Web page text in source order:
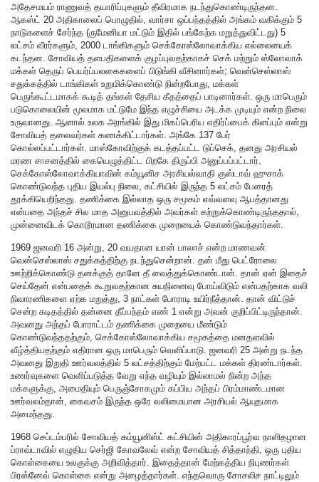
அதேசமயம் ராணுவத் தயாரிப்புகளும் தீவிரமாக நடந்துகொண்டிருந்தன.
ஆகஸ்ட் 20 அதிகாலைப் பொழுதில், வார்சா ஒப்பந்தத்தில் அங்கம் வகிக்கும் 5
நாடுகளைச் சேர்ந்த (ருமேனியா மட்டும் இதில் பங்கேற்க மறுத்துவிட்டது) 5
லட்சம் வீரர்களும், 2000 டாங்கிகளும் செக்கோஸ்லோவாக்கிய எல்லையைக்
கடந்தன. சோவியத் தளபதிகளைக் குழப்புவதற்காகச் செக் மற்றும் ஸ்லோவாக்
மக்கள் தெருப் பெயர்ப்பலகைகளைப் பிடுங்கி வீசினார்கள்; வென்செஸ்லாஸ்
சதுக்கத்தில் டாங்கிகள் உறுமிக்கொண்டு நின்றபோது, மக்கள்
பெருங்கூட்டமாகக் கூடித் தங்கள் தேசிய கீதத்தைப் பாடினார்கள். ஒரு மாபெரும்
படுகொலையின் மூலமாக மட்டுமே இந்த எழுச்சியை அடக்க முடியும் என்ற நிலை
உருவானது. ஆனால் உலக அரங்கில் இது மிகப்பெரிய எதிர்ப்பைக் கிளப்பும் என்று
சோவியத் தலைவர்கள் கணக்கிட்டார்கள். அங்கே 137 பேர்
கொல்லப்பட்டார்கள். மாஸ்கோவிற்குக் கடத்தப்பட்ட டுப்செக், தனது அரசியல்
மரண சாசனத்தில் கையெழுத்திட்ட பிறகே திருப்பி அனுப்பப்பட்டார்.
செக்கோஸ்லோவாக்கியாவின் கம்யூனிச அரசியல்வாதி குஸ்டாவ் ஹுசாக்
கொண்டுவந்த புதிய இயல்பு நிலை, கட்சியில் இருந்த 5 லட்சம் பேரைத்
தூக்கியெறிந்தது. தணிக்கை இல்லாத ஒரு சமூகம் எவ்வளவு ஆபத்தானது
என்பதை அந்தச் சில மாத அனுபவத்தில் அவர்கள் கற்றுக்கொண்டிருந்ததால்,
முன்னைவிடக் கொடூரமான தணிக்கை முறையைக் கொண்டுவந்தார்கள்.
1969 ஜனவரி 16 அன்று, 20 வயதான யான் பாலாச் என்ற மாணவன்
வென்செஸ்லாஸ் சதுக்கத்திற்கு நடந்துசென்றான். தன் மீது பெட்ரோலை
ஊற்றிக்கொண்டு தனக்குத் தானே தீ வைத்துக்கொண்டான். தான் ஏன் இதைச்
செய்தேன் என்பதைக் கூறுவதற்கான சுயநினைவு போய்விடும் என்பதற்காக வலி
நிவாரணிகளை ஏற்க மறுத்து, 3 நாட்கள் போராடி உயிர்நீத்தான். தான் விட்டுச்
சென்ற கடிதத்தில் தன்னை தீப்பந்தம் எண் 1 என்று அவன் குறிப்பிட்டிருந்தான்.
அவனது அந்தப் போராட்டம் தணிக்கை முறையை மீண்டும்
கொண்டுவந்ததற்கும், செக்கோஸ்லோவாக்கிய சமூகத்தை மனதளவில்
வீழ்த்தியதற்கும் எதிரான ஒரு மாபெரும் வெளிப்பாடு. ஜனவரி 25 அன்று நடந்த
அவனது இறுதி ஊர்வலத்தில் 5 லட்சத்திற்கும் மேற்பட்ட மக்கள் திரண்டார்கள்.
உணர்வுகளை வெளிப்படுத்த வேறு எந்த வழியும் இல்லாமல் நின்ற அந்த
மக்களுக்கு, அமைதியும் பெருஞ்சோகமும் கப்பிய அந்தப் பிரம்மாண்டமான
ஊர்வலம்தான், கைவசம் இருந்த ஒரே வலிமையான அரசியல் ஆயுதமாக
அமைந்தது.
1968 செப்டம்பரில் சோவியத் கம்யூனிஸ்ட் கட்சியின் அதிகாரப்பூர்வ நாளிதழான
ப்ராவ்டாவில் எழுதிய செர்ஜி கோவலேவ் என்ற சோவியத் சித்தாந்தி, ஒரு புதிய
கொள்கையை உலகுக்கு அறிவித்தார். இதைத்தான் மேற்கத்திய நிபுணர்கள்
பிரஸ்னேவ் கொள்கை என்று அழைத்தார்கள். எந்தவொரு சோசலிச நாட்டிலும்